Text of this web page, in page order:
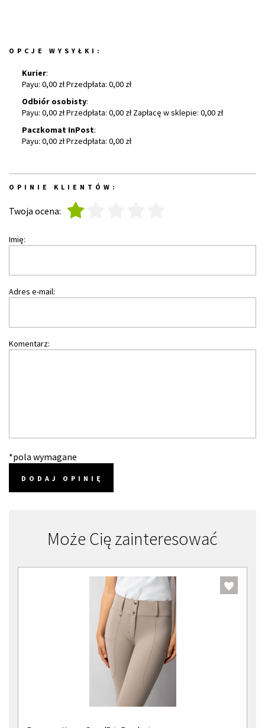
OPCJE WYSYŁKI:
Kurier:
Payu: 0,00 zł Przedpłata: 0,00 zł
Odbiór osobisty:
Payu: 0,00 zł Przedpłata: 0,00 zł Zapłacę w sklepie: 0,00 zł
Paczkomat InPost:
Payu: 0,00 zł Przedpłata: 0,00 zł
OPINIE KLIENTÓW:
Twoja ocena:
Imię:
Adres e-mail:
Komentarz:
*pola wymagane
DODAJ OPINIĘ
Może Cię zainteresować